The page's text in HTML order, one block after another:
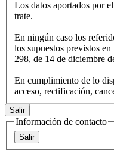
Los datos aportados por
trate.
En ningún caso los
los supuestos previstos
298, de 14 de diciembre
En cumplimiento de lo
acceso, rectificación,
Información de contacto